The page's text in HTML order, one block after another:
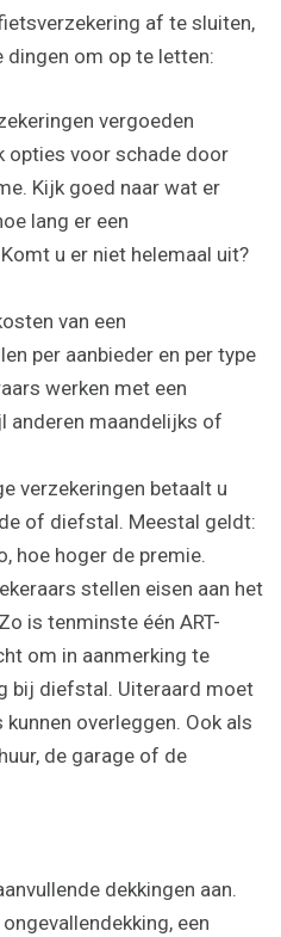
af te sluiten,
dingen om op te letten:
vergoeden
opties voor schade door
Kijk goed naar wat er
lang er een
u er niet helemaal uit?
van een
per aanbieder en per type
werken met een
anderen maandelijks of
verzekeringen betaalt u
of diefstal. Meestal geldt:
hoe hoger de premie.
stellen eisen aan het
is tenminste één ART-
om in aanmerking te
bij diefstal. Uiteraard moet
overleggen. Ook als
de garage of de
dekkingen aan.
een